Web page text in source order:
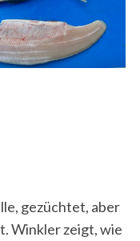
gezüchtet, aber
Winkler zeigt, wie